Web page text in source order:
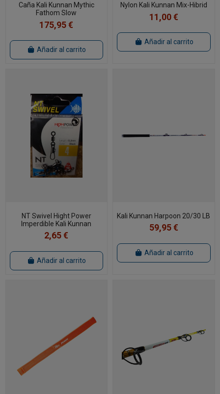
Caña Kali Kunnan Mythic
Fathom Slow
175,95 €
Añadir al carrito
Nylon Kali Kunnan Mix-Hibrid
11,00 €
Añadir al carrito
NT Swivel Hight Power
Imperdible Kali Kunnan
2,65 €
Añadir al carrito
Kali Kunnan Harpoon 20/30 LB
59,95 €
Añadir al carrito